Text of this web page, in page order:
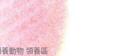
動物 領養區